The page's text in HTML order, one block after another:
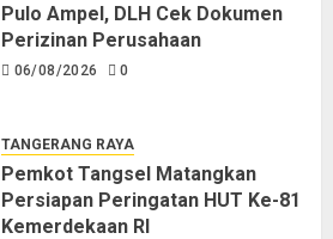
Pulo Ampel, DLH Cek Dokumen
Perizinan Perusahaan
06/08/2026 0
TANGERANG RAYA
Pemkot Tangsel Matangkan
Persiapan Peringatan HUT Ke-81
Kemerdekaan RI